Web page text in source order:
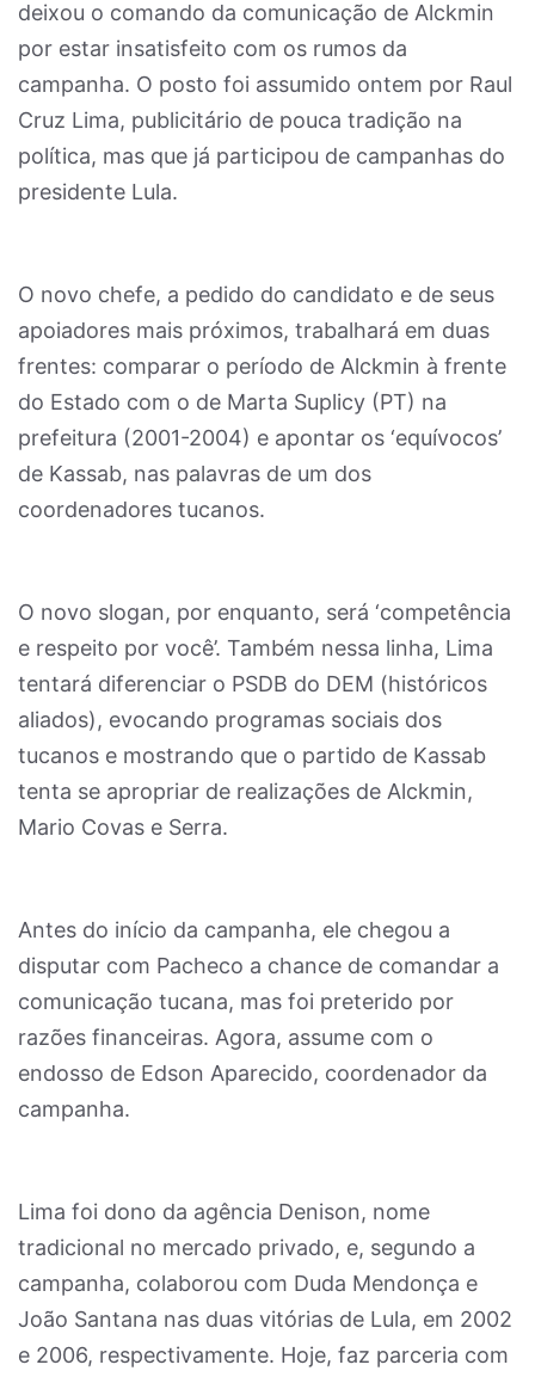
deixou o comando da comunicação de Alckmin
por estar insatisfeito com os rumos da
campanha. O posto foi assumido ontem por Raul
Cruz Lima, publicitário de pouca tradição na
política, mas que já participou de campanhas do
presidente Lula.
O novo chefe, a pedido do candidato e de seus
apoiadores mais próximos, trabalhará em duas
frentes: comparar o período de Alckmin à frente
do Estado com o de Marta Suplicy (PT) na
prefeitura (2001-2004) e apontar os ‘equívocos’
de Kassab, nas palavras de um dos
coordenadores tucanos.
O novo slogan, por enquanto, será ‘competência
e respeito por você’. Também nessa linha, Lima
tentará diferenciar o PSDB do DEM (históricos
aliados), evocando programas sociais dos
tucanos e mostrando que o partido de Kassab
tenta se apropriar de realizações de Alckmin,
Mario Covas e Serra.
Antes do início da campanha, ele chegou a
disputar com Pacheco a chance de comandar a
comunicação tucana, mas foi preterido por
razões financeiras. Agora, assume com o
endosso de Edson Aparecido, coordenador da
campanha.
Lima foi dono da agência Denison, nome
tradicional no mercado privado, e, segundo a
campanha, colaborou com Duda Mendonça e
João Santana nas duas vitórias de Lula, em 2002
e 2006, respectivamente. Hoje, faz parceria com